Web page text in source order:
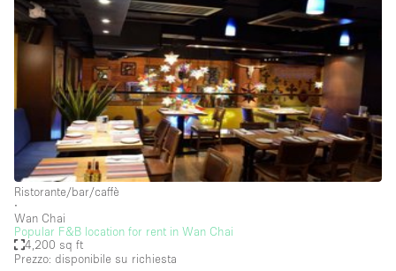
Uffici
Villa / Casa
Dotazioni dello spazio
Accesso per disabili
Ampia Porta d'Ingresso
Animals Friendly
Aria condizionata
Ristorante/bar/caffè
∙
Wan Chai
Popular F&B location for rent in Wan Chai
4,200 sq ft
Prezzo: disponibile su richiesta